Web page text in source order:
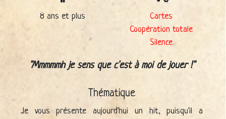
8 ans et plus
Cartes
Coopération totale
Silence
Mmmmmh je sens que c'est à moi de jouer !
Thématique
Je vous présente aujourd'hui un hit, puisqu'il a